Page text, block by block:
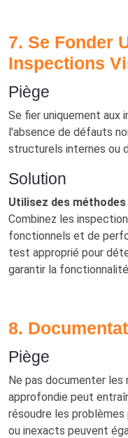
7. Se Fonder
Inspections
Piège
Se fier uniquement aux
l'absence de défauts
structurels internes ou
Solution
Utilisez des
Combinez les
fonctionnels et de
test approprié pour
garantir la
8.
Piège
Ne pas documenter
approfondie peut
résoudre les
ou inexacts peuvent